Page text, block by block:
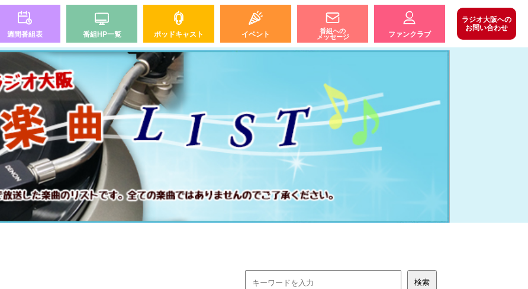
週間番組表 番組HP一覧 ポッドキャスト イベント
番組への
メッセージ
ファンクラブ
ラジオ大阪への
お問い合わせ